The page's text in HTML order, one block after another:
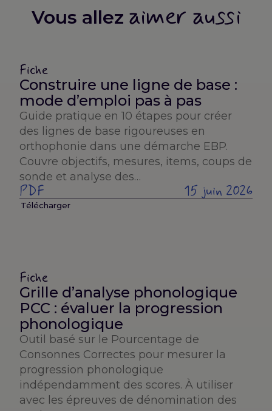
Vous allez aimer aussi
Fiche
Construire une ligne de base :
mode d’emploi pas à pas
Guide pratique en 10 étapes pour créer
des lignes de base rigoureuses en
orthophonie dans une démarche EBP.
Couvre objectifs, mesures, items, coups de
sonde et analyse des…
PDF 15 juin 2026
Télécharger
Fiche
Grille d’analyse phonologique
PCC : évaluer la progression
phonologique
Outil basé sur le Pourcentage de
Consonnes Correctes pour mesurer la
progression phonologique
indépendamment des scores. À utiliser
avec les épreuves de dénomination des